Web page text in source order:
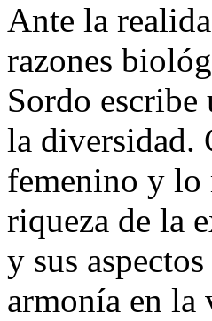
Ante la
razones
Sordo
la diversidad.
femenino y lo
riqueza de la
y sus
armonía en la